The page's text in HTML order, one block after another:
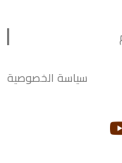
سياسة الخصوصية